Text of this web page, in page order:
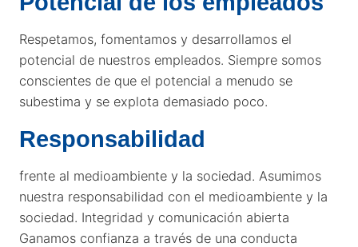
Respetamos, fomentamos y desarrollamos el
potencial de nuestros empleados. Siempre somos
conscientes de que el potencial a menudo se
subestima y se explota demasiado poco.
Responsabilidad
frente al medioambiente y la sociedad. Asumimos
nuestra responsabilidad con el medioambiente y la
sociedad. Integridad y comunicación abierta
Ganamos confianza a través de una conducta